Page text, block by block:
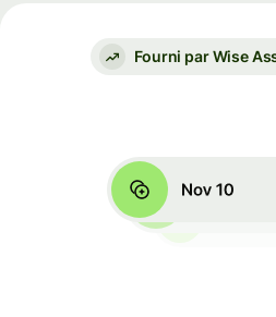
Fourni par Wise